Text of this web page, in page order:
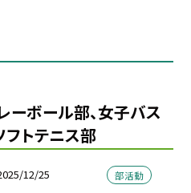
ボール部、女子バス
フトテニス部
12/25 部活動